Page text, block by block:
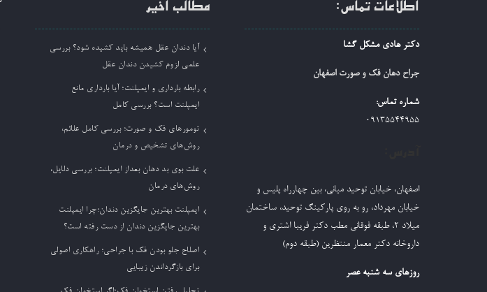
اطلاعات تماس:
دکتر هادی مشکل گشا
جراح دهان فک و صورت اصفهان
شماره تماس:
09135544955
اصفهان، خیابان توحید میانی، بین چهارراه پلیس و
خیابان مهرداد، رو به روی پارکینگ توحید، ساختمان
میلاد ٢، طبقه فوقانی مطب دکتر فریبا اشتری و
داروخانه دکتر معمار منتظرین (طبقه دوم)
روزهای سه شنبه عصر
مطالب اخیر
آیا دندان عقل همیشه باید کشیده شود؟ بررسی
علمی لزوم کشیدن دندان عقل
رابطه بارداری و ایمپلنت؛ آیا بارداری مانع
ایمپلنت است؟ بررسی کامل
تومورهای فک و صورت؛ بررسی کامل علائم،
روش‌های تشخیص و درمان
علت بوی بد دهان بعداز ایمپلنت؛ بررسی دلایل،
روش‌های درمان
ایمپلنت بهترین جایگزین دندان؛چرا ایمپلنت
بهترین جایگزین دندان از دست رفته است؟
اصلاح جلو بودن فک با جراحی؛ راهکاری اصولی
برای بازگرداندن زیبایی